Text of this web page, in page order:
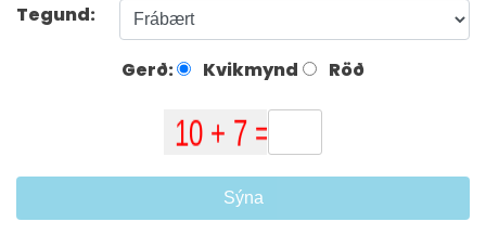
Tegund:
Gerð: Kvikmynd Röð
Sýna